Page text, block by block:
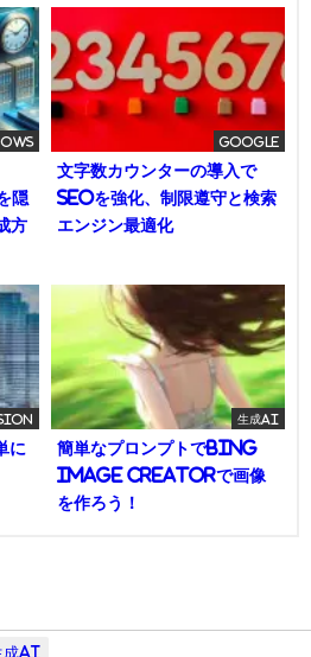
隠
方
Google
文字数カウンターの導入で
SEOを強化、制限遵守と検索
エンジン最適化
に
生成AI
簡単なプロンプトでBing
Image Creatorで画像
を作ろう！
成AI